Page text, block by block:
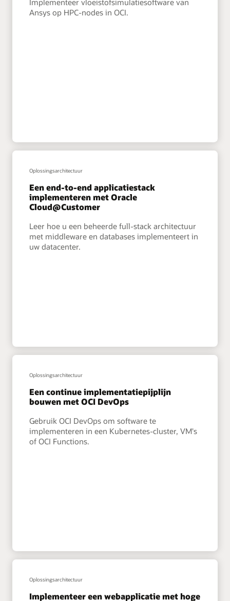
Ansys op HPC-nodes in OCI.
Oplossingsarchitectuur
Een end-to-end applicatiestack
implementeren met Oracle
Cloud@Customer
Leer hoe u een beheerde full-stack architectuur
met middleware en databases implementeert in
uw datacenter.
Oplossingsarchitectuur
Een continue implementatiepijplijn
bouwen met OCI DevOps
Gebruik OCI DevOps om software te
implementeren in een Kubernetes-cluster, VM's
of OCI Functions.
Oplossingsarchitectuur
Implementeer een webapplicatie met hoge